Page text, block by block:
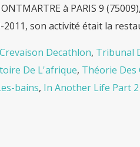
à PARIS 9
2011, son activité était la
Decathlon, Tribunal
De L'afrique, Théorie
bains, In Another Life Part